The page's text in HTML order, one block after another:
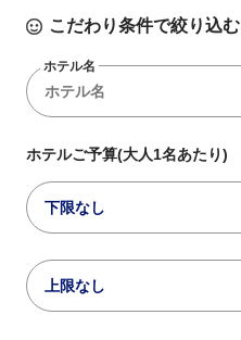
こだわり条件で絞り込む
ホテル名
ホテルご予算(大人1名あたり)
下限なし
上限なし